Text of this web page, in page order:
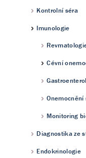
Kontrolní séra
Imunologie
Cévní
Onemocnění
Monitoring
Diagnostika ze
Endokrinologie